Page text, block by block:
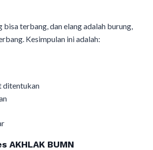
bisa terbang, dan elang adalah burung,
Kesimpulan ini adalah:
ditentukan
AKHLAK BUMN